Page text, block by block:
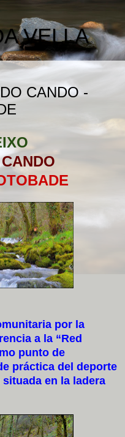
VELLA
CANDO -
por la
a la “Red
punto de
práctica del deporte
en la ladera